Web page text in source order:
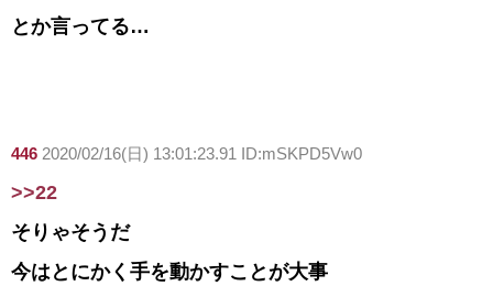
とか言ってる…
446 2020/02/16(日) 13:01:23.91 ID:mSKPD5Vw0
>>22
そりゃそうだ
今はとにかく手を動かすことが大事